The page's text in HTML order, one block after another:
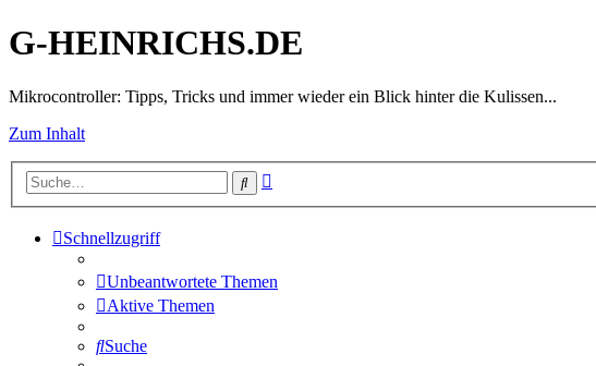
G-HEINRICHS.DE
Mikrocontroller: Tipps, Tricks und immer wieder ein Blick hinter die Kulissen...
Zum Inhalt
Suche
Schnellzugriff
Unbeantwortete Themen
Aktive Themen
Suche